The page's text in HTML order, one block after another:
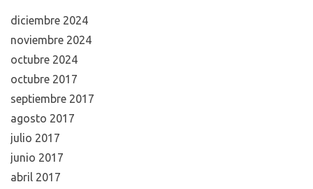
diciembre 2024
noviembre 2024
octubre 2024
octubre 2017
septiembre 2017
agosto 2017
julio 2017
junio 2017
abril 2017